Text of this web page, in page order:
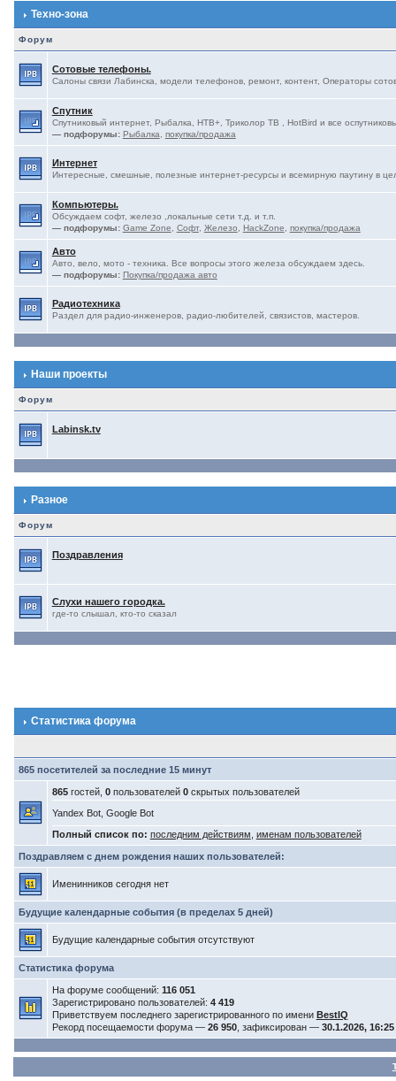
Техно-зона
Форум
Сотовые телефоны.
Салоны связи Лабинска, модели телефонов, ремонт, контент, Операторы
Спутник
Спутниковый интернет, Рыбалка, НТВ+, Триколор ТВ , HotBird и все
— подфорумы: Рыбалка покупка/продажа
Интернет
Интересные, смешные, полезные интернет-ресурсы и всемирную паутину в
Компьютеры.
Обсуждаем софт, железо ,локальные сети т.д. и т.п.
— подфорумы: Game Zone Софт, Железо HackZone покупка/продажа
Авто
Авто, вело, мото - техника. Все вопросы этого железа обсуждаем здесь.
— подфорумы: Покупка/продажа авто
Радиотехника
Раздел для радио-инженеров, радио-любителей, связистов, мастеров.
Наши проекты
Форум
Labinsk.tv
Разное
Форум
Поздравления
Слухи нашего городка.
где-то слышал, кто-то сказал
Статистика форума
865 посетителей за последние 15 минут
865гостей, 0пользователей 0скрытых пользователей
Yandex Bot, Google Bot
Полный список по: последним действиям именам пользователей
Поздравляем с днем рождения наших пользователей:
Именинников сегодня нет
Будущие календарные события (в пределах 5 дней)
Будущие календарные события отсутствуют
Статистика форума
На форуме сообщений: 116 051
Зарегистрировано пользователей: 4 419
Приветствуем последнего зарегистрированного по имени BestIQ
Рекорд посещаемости форума — 26 950, зафиксирован — 30.1.2026, 16:25